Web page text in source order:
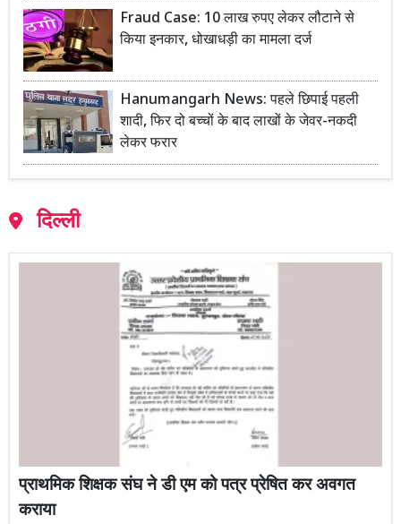
Fraud Case: 10 लाख रुपए लेकर लौटाने से
किया इनकार, धोखाधड़ी का मामला दर्ज
Hanumangarh News: पहले छिपाई पहली
शादी, फिर दो बच्चों के बाद लाखों के जेवर-नकदी
लेकर फरार
दिल्ली
प्राथमिक शिक्षक संघ ने डी एम को पत्र प्रेषित कर अवगत
कराया